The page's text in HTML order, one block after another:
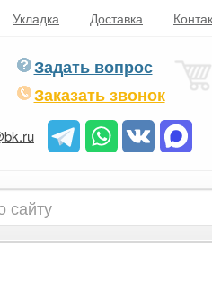
Укладка Доставка
Задать вопрос
Заказать звонок